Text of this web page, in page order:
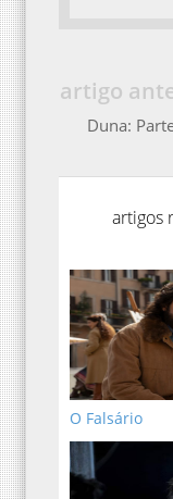
artigo
Duna:
artigos
O Falsário